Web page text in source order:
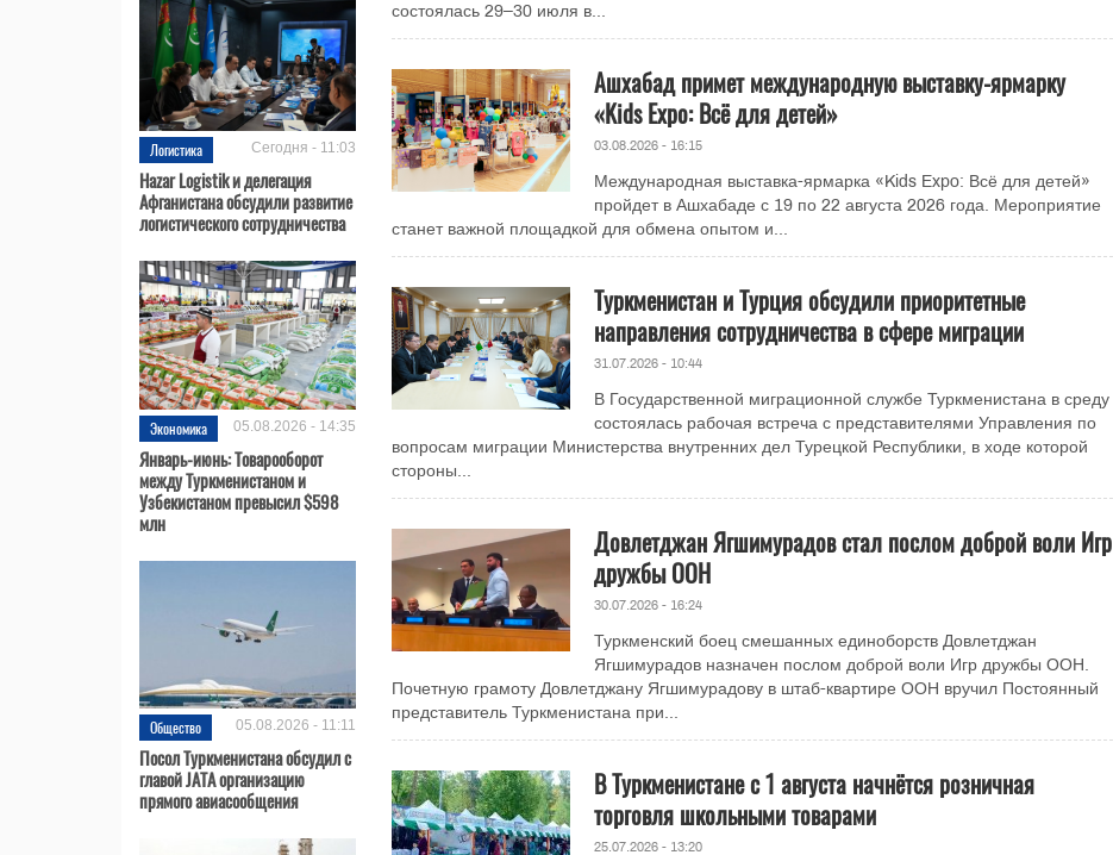
Логистика Сегодня - 11:03
Hazar Logistik и делегация
Афганистана обсудили развитие
логистического сотрудничества
Экономика 05.08.2026 - 14:35
Январь-июнь: Товарооборот
между Туркменистаном и
Узбекистаном превысил $598
млн
Общество 05.08.2026 - 11:11
Посол Туркменистана обсудил с
главой JATA организацию
прямого авиасообщения
состоялась 29–30 июля в...
Ашхабад примет международную выставку-ярмарку
«Kids Expo: Всё для детей»
03.08.2026 - 16:15
Международная выставка-ярмарка «Kids Expo: Всё для детей»
пройдет в Ашхабаде с 19 по 22 августа 2026 года. Мероприятие
станет важной площадкой для обмена опытом и...
Туркменистан и Турция обсудили приоритетные
направления сотрудничества в сфере миграции
31.07.2026 - 10:44
В Государственной миграционной службе Туркменистана в среду
состоялась рабочая встреча с представителями Управления по
вопросам миграции Министерства внутренних дел Турецкой Республики, в ходе которой
стороны...
Довлетджан Ягшимурадов стал послом доброй воли Игр
дружбы ООН
30.07.2026 - 16:24
Туркменский боец смешанных единоборств Довлетджан
Ягшимурадов назначен послом доброй воли Игр дружбы ООН.
Почетную грамоту Довлетджану Ягшимурадову в штаб-квартире ООН вручил Постоянный
представитель Туркменистана при...
В Туркменистане с 1 августа начнётся розничная
торговля школьными товарами
25.07.2026 - 13:20